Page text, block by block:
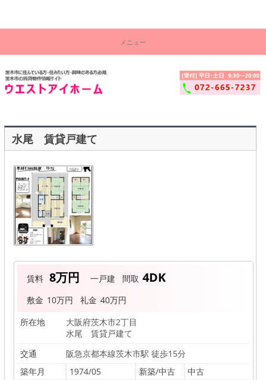
木
市
賃
物
件
セ
ン
タ
ー
ウ
エ
茨木市の賃貸物件情報サイト！ウエストアイ株式会社
メニュー
コ
ン
水尾 賃貸戸建て
賃料 8万円 一戸建 間取 4DK
敷金 10万円 礼金 40万円
所在地
大阪府茨木市2丁目
水尾 賃貸戸建て
交通
阪急京都本線茨木市駅 徒歩15分
築年月
1974/05 新築/中古
中古